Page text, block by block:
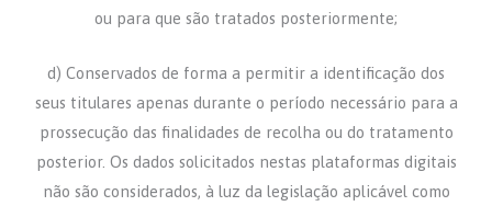
ou para que são tratados posteriormente;
d) Conservados de forma a permitir a identificação dos
seus titulares apenas durante o período necessário para a
prossecução das finalidades de recolha ou do tratamento
posterior. Os dados solicitados nestas plataformas digitais
não são considerados, à luz da legislação aplicável como